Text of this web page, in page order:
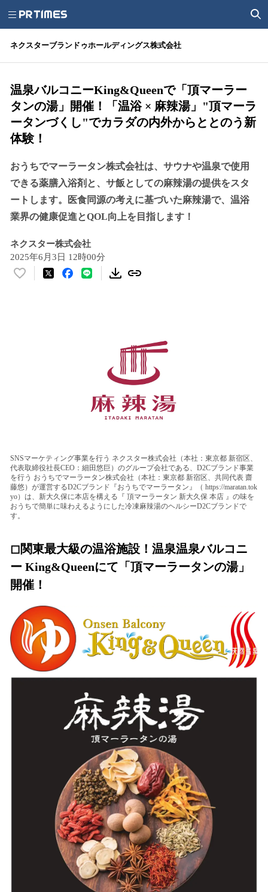
ネクスターブランドゥホールディングス株式会社
温泉バルコニーKing&Queenで「頂マーラー
タンの湯」開催！「温浴 × 麻辣湯」"頂マーラ
ータンづくし"でカラダの内外からととのう新
体験！
おうちでマーラータン株式会社は、サウナや温泉で使用
できる薬膳入浴剤と、サ飯としての麻辣湯の提供をスタ
ートします。医食同源の考えに基づいた麻辣湯で、温浴
業界の健康促進とQOL向上を目指します！
ネクスター株式会社
2025年6月3日 12時00分
い
SNSマーケティング事業を行う ネクスター株式会社（本社：東京都 新宿区、
代表取締役社長CEO：細田悠巨）のグループ会社である、D2Cブランド事業
を行う おうちでマーラータン株式会社（本社：東京都 新宿区、共同代表 齋
藤悠）が運営するD2Cブランド『おうちでマーラータン』（ https://maratan.tok
yo）は、新大久保に本店を構える『 頂マーラータン 新大久保 本店 』の味を
おうちで簡単に味わえるようにした冷凍麻辣湯のヘルシーD2Cブランドで
す。
◻︎関東最大級の温浴施設！温泉温泉バルコニ
ー King&Queenにて「頂マーラータンの湯」
開催！